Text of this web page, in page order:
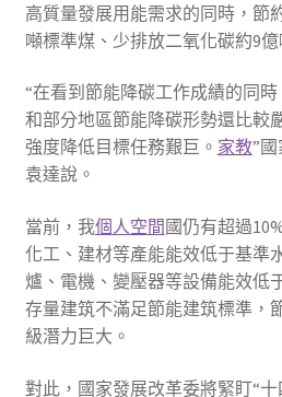
高質量發展用能需求的同時，節
噸標準煤、少排放二氧化碳約9億
“在看到節能降碳工作成績的同
和部分地區節能降碳形勢還比較
強度降低目標任務艱巨。 家教”
袁達說。
當前，我個人空間 國仍有超過
化工、建材等產能能效低于基準
爐、電機、變壓器等設備能效低
存量建筑不滿足節能建筑標準，
級潛力巨大。
對此，國家發展改革委將緊盯“